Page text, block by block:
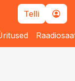
Telli